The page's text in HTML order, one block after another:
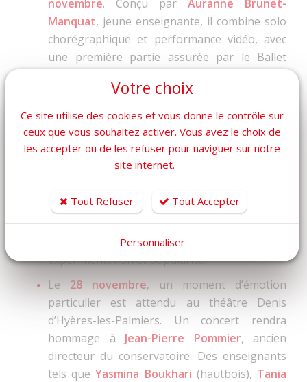
novembre. Conçu par Auranne Brunet-
Manquat, jeune enseignante, il combine solo
chorégraphique et performance vidéo, avec
une première partie assurée par le Ballet
, accompagnée de projections
signéesTadzio.
Le14 décembre, à l’espace Tisot de La Seyne-
sur-Mer, l’orchestre symphonique du
Conservatoire TPM dirigé par
musical mettra à l’honneur les grands noms
des années 1970 commeFrank Zappa, Led
Zeppelin et Pink Floyd, mêlant ambition,
expérimentation et popularité.
Le 28 novembre, un moment d’émotion
particulier est attendu au théâtre Denis
d’Hyères-les-Palmiers. Un concert rendra
hommage à Jean-Pierre Pommier, ancien
directeur du conservatoire. Des enseignants
tels queYasmina Boukhari (hautbois), Tania
Votre choix
Ce site utilise des cookies et vous donne le contrôle sur
ceux que vous souhaitez activer. Vous avez le choix de
les accepter ou de les refuser pour naviguer sur notre
site internet.
Tout Refuser Tout Accepter
Personnaliser